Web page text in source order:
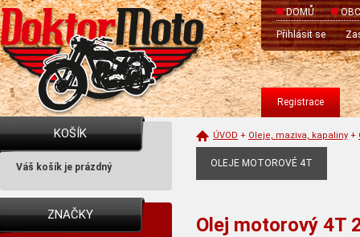
DOMŮ
Přihlásit se
Registrace
KOŠÍK
Váš košík je prázdný
ZNAČKY
ÚVOD + Oleje, maziva, kapaliny +
OLEJE MOTOROVÉ 4T
Olej motorový 4T